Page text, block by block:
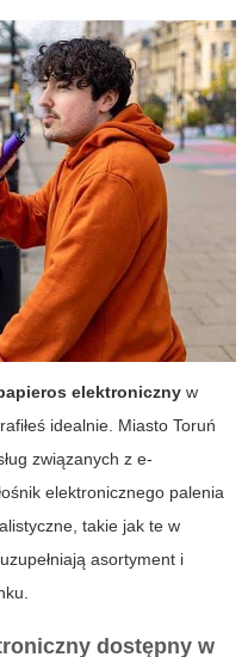
elektroniczny w
idealnie. Miasto Toruń
związanych z e-
elektronicznego palenia
takie jak te w
uzupełniają asortyment i
dostępny w